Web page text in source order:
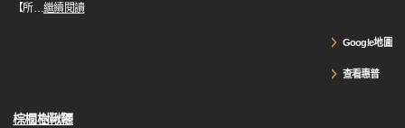
【所…繼續閱讀
Google地圖
查看惠普
棕櫚樹鞦韆